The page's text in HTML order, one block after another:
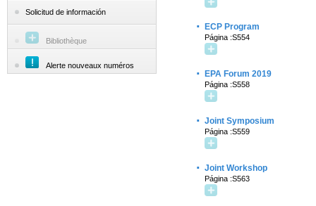
Solicitud de información
Bibliothèque
Alerte nouveaux numéros
· ECP Program
Página :S554
· EPA Forum 2019
Página :S558
· Joint Symposium
Página :S559
· Joint Workshop
Página :S563